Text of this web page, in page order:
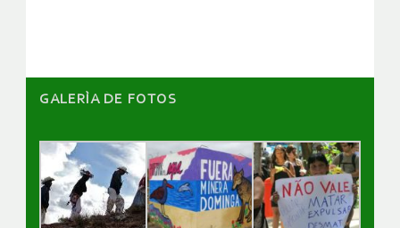
GALERÌA DE FOTOS